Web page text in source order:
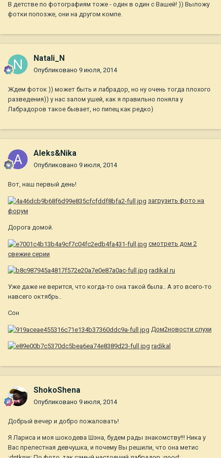
В детстве по фотографиям тоже - один в один с Вашей! )) Выложу
фотки попозже, они на другом компе.
Natali_N
Опубликовано 9 июля, 2014
Ждем фоток )) может быть и лабрадор, но ну очень тогда плохого
разведения)) у нас залом ушей, как я правильно поняла у
Лабрадоров такое бывает, но пипец как редко)
Aleks&Nika
Опубликовано 9 июля, 2014
Вот, наш первый день!
загрузить фото на
форум
Дорога домой.
cмотреть дом 2
свежие серии
radikal ru
Уже даже не верится, что когда-то она такой была.. А это всего-то
навсего октябрь..
Сон
Дом2новости слухи
radikal
ShokoShena
Опубликовано 9 июля, 2014
Добрый вечер и добро пожаловать!
Я Лариса и моя шокодева Шэна, будем рады знакомству!!! Ника у
Вас прелестная девчушка, и почему Вы решили, что она метис